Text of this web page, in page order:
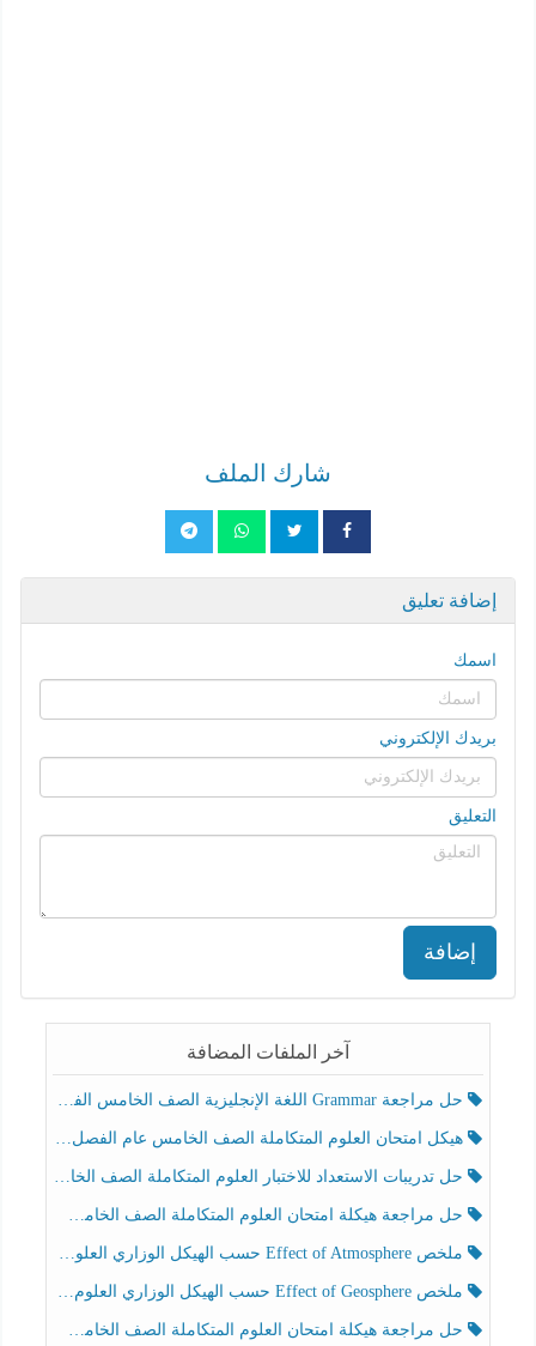
شارك الملف
إضافة تعليق
اسمك
بريدك الإلكتروني
التعليق
إضافة
آخر الملفات المضافة
حل مراجعة Grammar اللغة الإنجليزية الصف الخامس الفصل الثالث
هيكل امتحان العلوم المتكاملة الصف الخامس عام الفصل الدراسي الثالث 2025-2026
حل تدريبات الاستعداد للاختبار العلوم المتكاملة الصف الخامس عام الفصل الثالث
حل مراجعة هيكلة امتحان العلوم المتكاملة الصف الخامس انسبير الفصل الثالث
ملخص Effect of Atmosphere حسب الهيكل الوزاري العلوم المتكاملة الصف الخامس انسبير الفصل الثالث
ملخص Effect of Geosphere حسب الهيكل الوزاري العلوم المتكاملة الصف الخامس انسبير الفصل الثالث
حل مراجعة هيكلة امتحان العلوم المتكاملة الصف الخامس عام الفصل الثالث